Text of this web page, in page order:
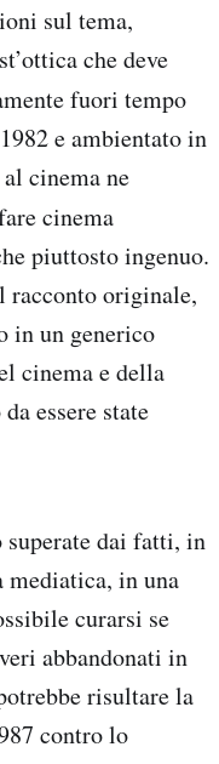
sul tema,
che deve
fuori tempo
e ambientato in
cinema ne
cinema
piuttosto ingenuo.
racconto originale,
in un generico
cinema e della
essere state
superate dai fatti, in
mediatica, in una
curarsi se
abbandonati in
risultare la
contro lo